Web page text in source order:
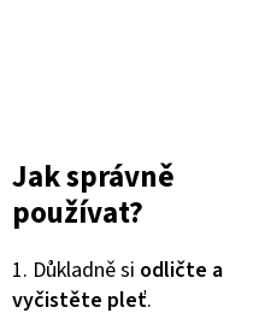
Jak správně
používat?
1. Důkladně si odličte a
vyčistěte pleť.